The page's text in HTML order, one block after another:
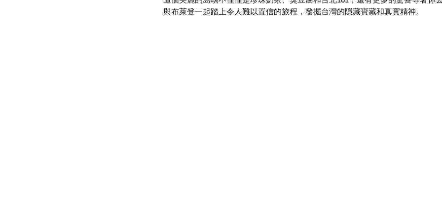
與布萊登一起踏上令人難以置信的旅程，發掘台灣的隱藏寶藏和真實精神。